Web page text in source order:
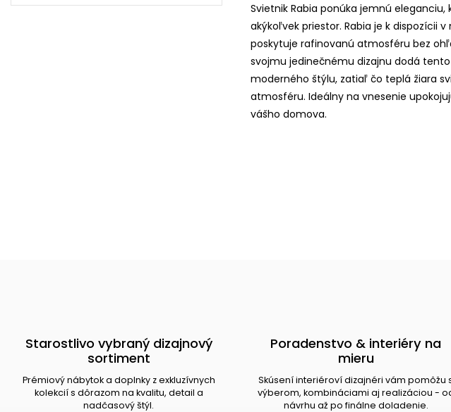
Svietnik Rabia ponúka jemnú eleganciu,
akýkoľvek priestor. Rabia je k dispozícii
poskytuje rafinovanú atmosféru bez
svojmu jedinečnému dizajnu dodá
moderného štýlu, zatiaľ čo teplá žiara
atmosféru. Ideálny na vnesenie
vášho domova.
Starostlivo vybraný dizajnový
sortiment
Prémiový nábytok a doplnky z exkluzívnych
kolekcií s dôrazom na kvalitu, detail a
nadčasový štýl.
Poradenstvo & interiéry na
mieru
Skúsení interiéroví dizajnéri vám pomôžu
výberom, kombináciami aj realizáciou -
návrhu až po finálne doladenie.